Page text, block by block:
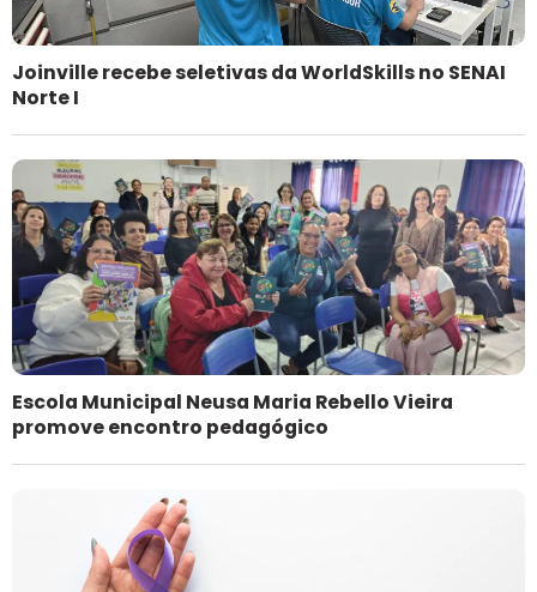
Joinville recebe seletivas da WorldSkills no SENAI
Norte I
Escola Municipal Neusa Maria Rebello Vieira
promove encontro pedagógico